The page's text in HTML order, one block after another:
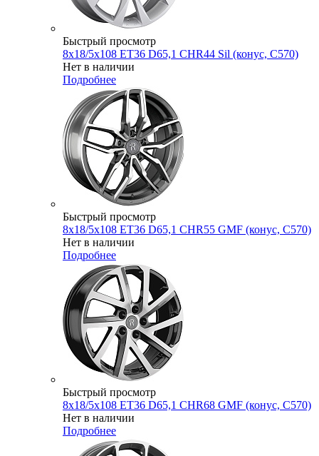
Быстрый просмотр
8x18/5x108 ET36 D65,1 CHR44 Sil (конус, C570)
Нет в наличии
Подробнее
Быстрый просмотр
8x18/5x108 ET36 D65,1 CHR55 GMF (конус, C570)
Нет в наличии
Подробнее
Быстрый просмотр
8x18/5x108 ET36 D65,1 CHR68 GMF (конус, C570)
Нет в наличии
Подробнее